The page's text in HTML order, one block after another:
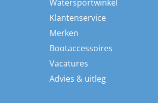
Watersportwinkel
Klantenservice
Merken
Bootaccessoires
Vacatures
Advies & uitleg